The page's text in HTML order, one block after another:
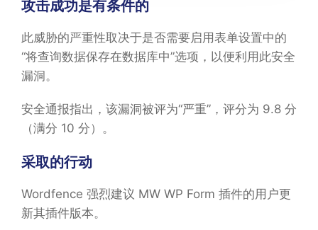
攻击成功是有条件的
此威胁的严重性取决于是否需要启用表单设置中的
“将查询数据保存在数据库中”选项，以便利用此安全
漏洞。
安全通报指出，该漏洞被评为“严重”，评分为 9.8 分
（满分 10 分）。
采取的行动
Wordfence 强烈建议 MW WP Form 插件的用户更
新其插件版本。